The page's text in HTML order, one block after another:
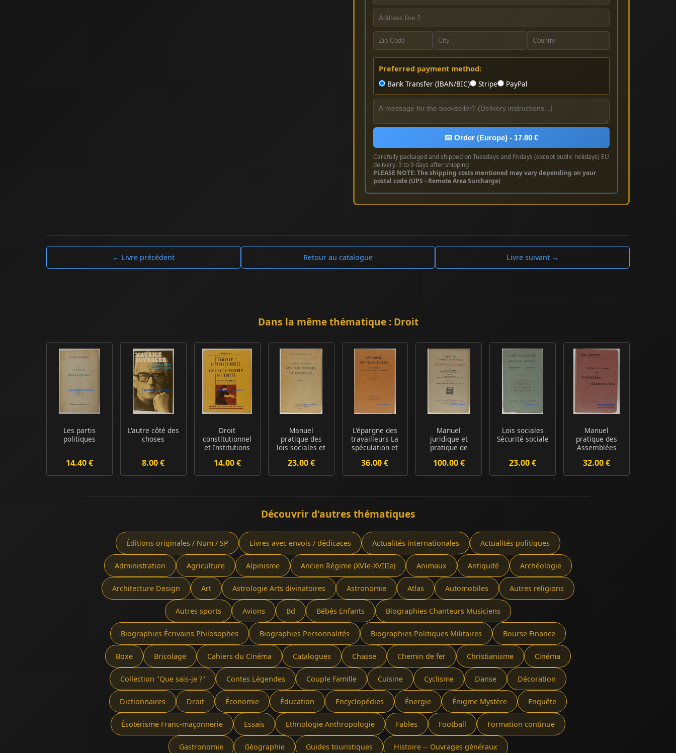
Preferred payment method:
Bank Transfer (IBAN/BIC)
Stripe PayPal
📧 Order (Europe) - 17.80 €
Carefully packaged and shipped on Tuesdays and Fridays (except public holidays) EU
delivery: 3 to 9 days after shipping
PLEASE NOTE: The shipping costs mentioned may vary depending on your
postal code (UPS - Remote Area Surcharge)
← Livre précédent Retour au catalogue Livre suivant →
Dans la même thématique : Droit
Les partis
politiques
14.40 €
L'autre côté des
choses
8.00 €
Droit
constitutionnel
et Institutions
14.00 €
Manuel
pratique des
lois sociales et
23.00 €
L'épargne des
travailleurs La
spéculation et
36.00 €
Manuel
juridique et
pratique de
d'assurances
100.00 €
Lois sociales
Sécurité sociale
23.00 €
Manuel
pratique des
Assemblées
extraordin...
32.00 €
Découvrir d'autres thématiques
Éditions originales / Num / SP Livres avec envois / dédicaces Actualités internationales Actualités politiques
Administration Agriculture Alpinisme Ancien Régime (XVIe-XVIIIe) Animaux Antiquité Archéologie
Architecture Design Art Astrologie Arts divinatoires Astronomie Atlas Automobiles Autres religions
Autres sports Avions Bd Bébés Enfants Biographies Chanteurs Musiciens
Biographies Écrivains Philosophes Biographies Personnalités Biographies Politiques Militaires Bourse Finance
Boxe Bricolage Cahiers du Cinéma Catalogues Chasse Chemin de fer Christianisme Cinéma
Collection "Que sais-je ?" Contes Légendes Couple Famille Cuisine Cyclisme Danse Décoration
Dictionnaires Droit Économie Éducation Encyclopédies Énergie Énigme Mystère Enquête
Ésotérisme Franc-maçonnerie Essais Ethnologie Anthropologie Fables Football Formation continue
Gastronomie Géographie Guides touristiques Histoire -- Ouvrages généraux